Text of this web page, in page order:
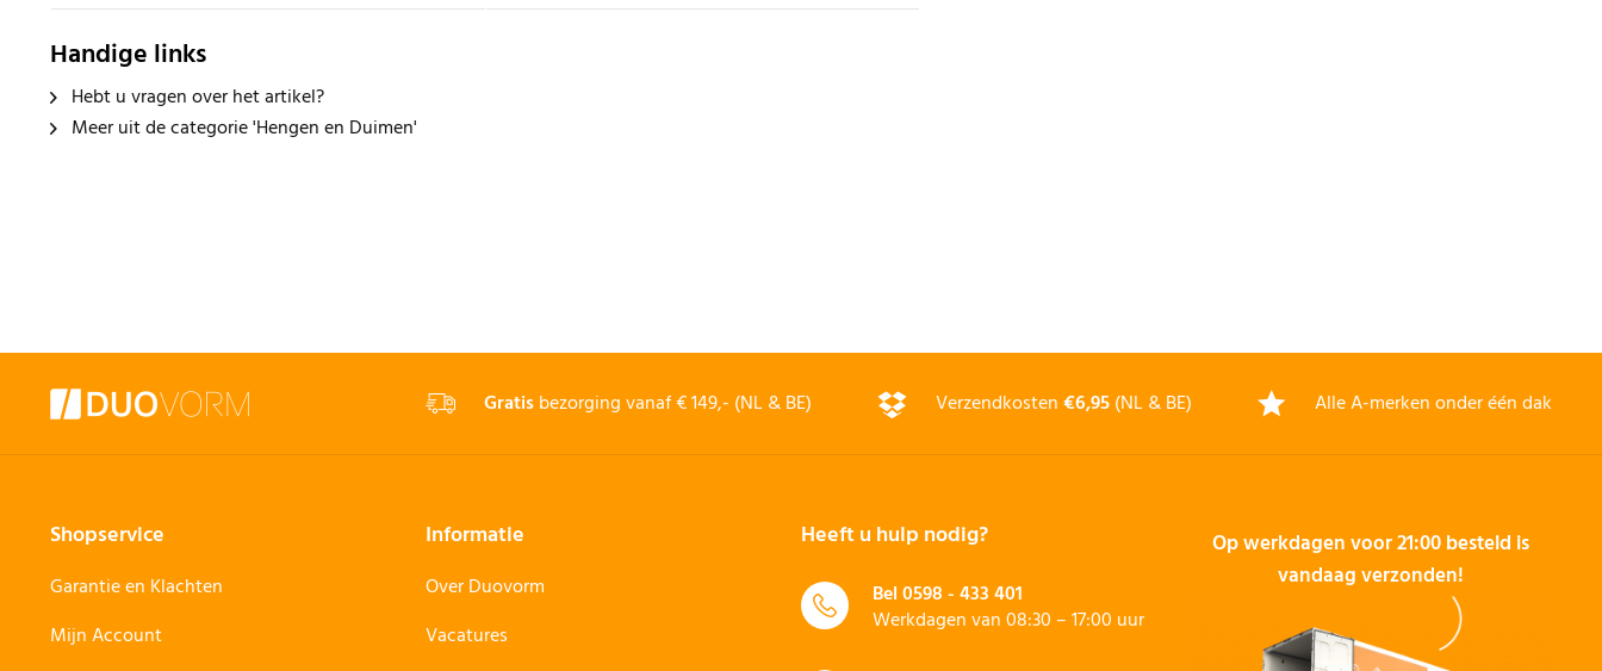
Handige links
Hebt u vragen over het artikel?
Meer uit de categorie 'Hengen en Duimen'
Gratisbezorging vanaf € 149,- (NL & BE) Verzendkosten€6,95(NL & BE) Alle A-merken onder één dak
Shopservice
Garantie en Klachten
Mijn Account
Informatie
Over Duovorm
Vacatures
Heeft u hulp nodig?
Bel0598 - 433 401
Werkdagen van 08:30 – 17:00 uur
Op werkdagen voor 21:00 besteld is
vandaag verzonden!